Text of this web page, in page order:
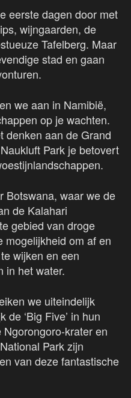
eerste dagen door met
wijngaarden, de
Tafelberg. Maar
stad en gaan
we aan in Namibië,
op je wachten.
denken aan de Grand
Park je betovert
Botswana, waar we de
de Kalahari
gebied van droge
mogelijkheid om af en
wijken en een
in het water.
we uiteindelijk
de ‘Big Five’ in hun
krater en
Park zijn
van deze fantastische